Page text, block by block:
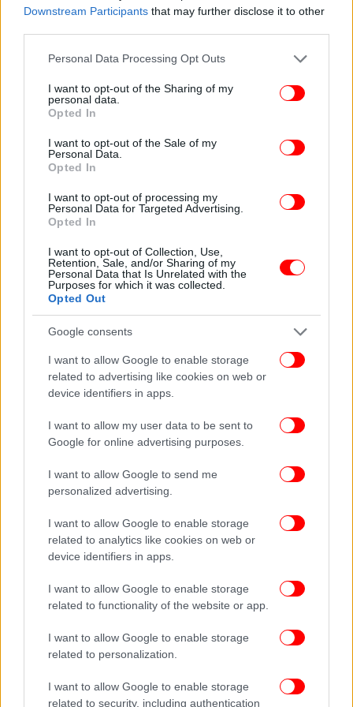
Downstream Participants that may further disclose it to other
Please note that this website/app uses one or more Google
not limited to your visit or usage behaviour. You may click to
grant or deny consent to Google and its third-party tags to
use your data for below specified purposes in below Google
consent section.
Personal Data Processing Opt Outs
I want to opt-out of the Sharing of my
personal data.
Opted In
I want to opt-out of the Sale of my
Personal Data.
Opted In
I want to opt-out of processing my
Personal Data for Targeted Advertising.
Opted In
I want to opt-out of Collection, Use,
Retention, Sale, and/or Sharing of my
Personal Data that Is Unrelated with the
Purposes for which it was collected.
Opted Out
Google consents
I want to allow Google to enable storage
related to advertising like cookies on web or
device identifiers in apps.
I want to allow my user data to be sent to
Google for online advertising purposes.
I want to allow Google to send me
personalized advertising.
I want to allow Google to enable storage
related to analytics like cookies on web or
device identifiers in apps.
I want to allow Google to enable storage
related to functionality of the website or app.
I want to allow Google to enable storage
related to personalization.
I want to allow Google to enable storage
related to security, including authentication
Γινόμαστε ένας στρατηγικός εταίρος και για την
Αμερική
Σε ερώτηση για το επικείμενο ταξίδι του στην
είναι η βιωσιμότητα του Κάθετου Διαδρόμου, αλλά
και η συνεργασία των κρατών της περιοχής στα
θέματα ενέργειας. «Η ενέργεια αποκτά έναν
γεωστρατηγικό και πολυδιάστατο χαρακτήρα για
όλες τις χώρες. Είναι θέμα εθνικής ασφάλειας».
Ο κ. Παπασταύρου ανέφερε, επίσης, ότι η Ευρώπη
«αναγνωρίζει πλέον κάτι που ο Κυριάκος
Μητσοτάκης το λέει αρκετό καιρό τώρα... Ότι
πρέπει να κινούμαστε βάσει ενεργειακού
«Έχουμε μια γεωγραφική θέση που μας επιτρέπει
να είμαστε κόμβος. Έχουμε δίκτυα στα οποία η
κυβέρνηση του Κυριάκου Μητσοτάκη επένδυσε από